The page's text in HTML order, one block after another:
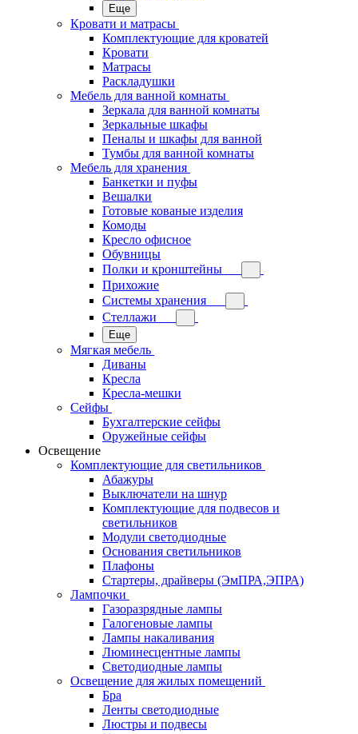
Еще
Кровати и матрасы
Комплектующие для кроватей
Кровати
Матрасы
Раскладушки
Мебель для ванной комнаты
Зеркала для ванной комнаты
Зеркальные шкафы
Пеналы и шкафы для ванной
Тумбы для ванной комнаты
Мебель для хранения
Банкетки и пуфы
Вешалки
Готовые кованые изделия
Комоды
Кресло офисное
Обувницы
Полки и кронштейны
Прихожие
Системы хранения
Стеллажи
Еще
Мягкая мебель
Диваны
Кресла
Кресла-мешки
Сейфы
Бухгалтерские сейфы
Оружейные сейфы
Освещение
Комплектующие для светильников
Абажуры
Выключатели на шнур
Комплектующие для подвесов и
светильников
Модули светодиодные
Основания светильников
Плафоны
Стартеры, драйверы (ЭмПРА,ЭПРА)
Лампочки
Газоразрядные лампы
Галогеновые лампы
Лампы накаливания
Люминесцентные лампы
Светодиодные лампы
Освещение для жилых помещений
Бра
Ленты светодиодные
Люстры и подвесы